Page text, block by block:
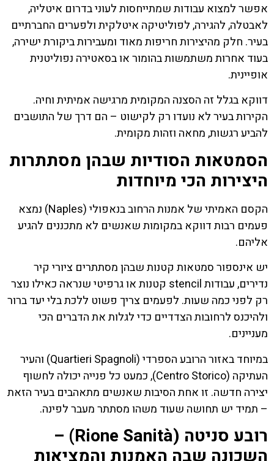
אפשר למצוא עבודות שמתייחסות לעוני בדרום איטליה,
לאבטלה, להגירה, לפוליטיקה איטלקית ולפערים החברתיים
בעיר. חלק מהיצירות חריפות מאוד ומעבירות ביקורת ישירה,
בעוד אחרות משתמשות בהומור או בסאטירה נפוליטנית
אופיינית.
דווקא בגלל זה הסצנה המקומית מרגישה אמיתית וחיה.
הקירות בעיר לא נועדו רק לקישוט – הם דרך של התושבים
להביע רגשות, מחאה וזהות מקומית.
הסמטאות הסודיות שבהן מסתתרות
היצירות הכי מיוחדות
הקסם האמיתי של אמנות הרחוב בנאפולי (Naples) נמצא
פעמים רבות דווקא במקומות שאנשים לא מתכננים להגיע
אליהם.
יש אינספור סמטאות קטנות שבהן מסתתרים ציורי קיר
נדירים, עבודות stencil קטנות או גרפיטי שנראה כאילו נוצר
רק לפני כמה שעות. לפעמים צריך פשוט ללכת בלי יעד ברור
ולהיכנס לרחובות הצדדיים כדי לגלות את הדברים הכי
מעניינים.
במיוחד באזור הרובע הספרדי (Quartieri Spagnoli) והעיר
העתיקה (Centro Storico), כמעט כל פנייה יכולה לחשוף
יצירה חדשה. זו אחת הסיבות שאנשים מתאהבים בעיר הזאת
– תמיד יש תחושה שעוד משהו מסתתר מעבר לפינה.
רובע סניטה (Rione Sanità) –